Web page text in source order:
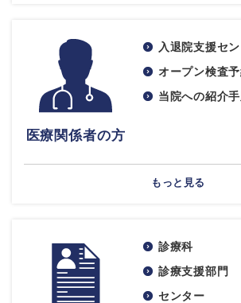
医療関係者の方
入退院支援セ
オープン検査
当院への紹介
もっと見る
診療科
診療支援部門
センター